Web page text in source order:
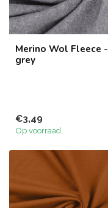
Merino Wol Fleece -
grey
€3,49
Op voorraad